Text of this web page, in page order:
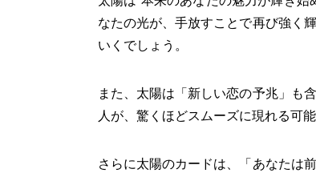
なたの光が、手放すことで再び強く
いくでしょう。
また、太陽は「新しい恋の予兆」も
人が、驚くほどスムーズに現れる可
さらに太陽のカードは、「あなたは